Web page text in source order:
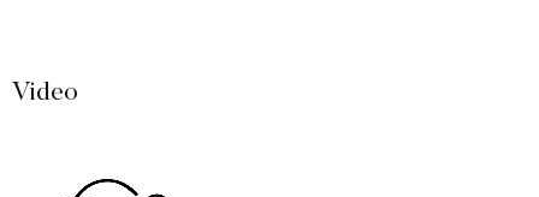
Video